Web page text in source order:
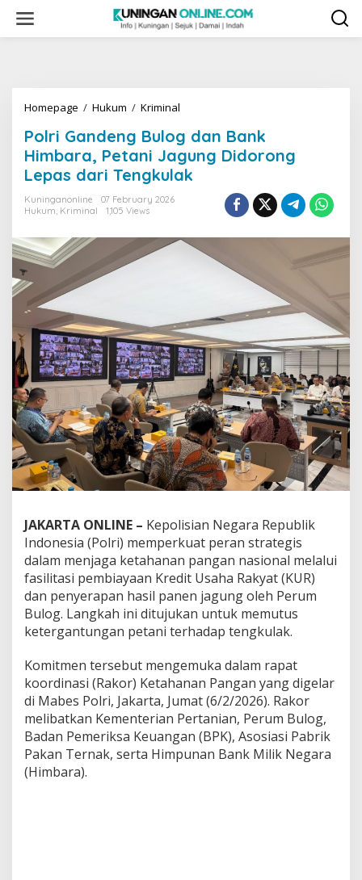
content
Homepage / Hukum / Kriminal
Bulog
dan
Bank
Himbara,
Lepas
dari
Tengkulak
Polri Gandeng Bulog dan Bank
Himbara, Petani Jagung Didorong
Lepas dari Tengkulak
Kuninganonline
07 February 2026
Hukum, Kriminal 1,105 Views
JAKARTA ONLINE – Kepolisian Negara Republik
Indonesia (Polri) memperkuat peran strategis
dalam menjaga ketahanan pangan nasional melalui
fasilitasi pembiayaan Kredit Usaha Rakyat (KUR)
dan penyerapan hasil panen jagung oleh Perum
Bulog. Langkah ini ditujukan untuk memutus
ketergantungan petani terhadap tengkulak.
Komitmen tersebut mengemuka dalam rapat
koordinasi (Rakor) Ketahanan Pangan yang digelar
di Mabes Polri, Jakarta, Jumat (6/2/2026). Rakor
melibatkan Kementerian Pertanian, Perum Bulog,
Badan Pemeriksa Keuangan (BPK), Asosiasi Pabrik
Pakan Ternak, serta Himpunan Bank Milik Negara
(Himbara).